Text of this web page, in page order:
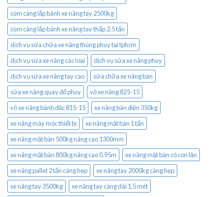
cùm càng lắp bánh xe nâng tay 2500kg
cùm càng lắp bánh xe nâng tay thấp 2.5 tấn
dịch vụ sửa chữa xe nâng thùng phuy tại tphcm
dịch vụ sửa xe nâng các loại
dịch vụ sửa xe nâng phuy
dịch vụ sửa xe nâng tay cao
sửa chữa xe nâng bàn
sửa xe nâng quay đổ phuy
vỏ xe nâng 825-15
vỏ xe nâng bánh đặc 815-15
xe nâng bàn điện 350kg
xe nâng máy móc thiết bị
xe nâng mặt bàn 1 tấn
xe nâng mặt bàn 500kg nâng cao 1300mm
xe nâng mặt bàn 800kg nâng cao 0.95m
xe nâng mặt bàn có con lăn
xe nâng pallet 2 tấn càng hẹp
xe nâng tay 2000kg càng hẹp
xe nâng tay 3500kg
xe nâng tay càng dài 1.5 mét